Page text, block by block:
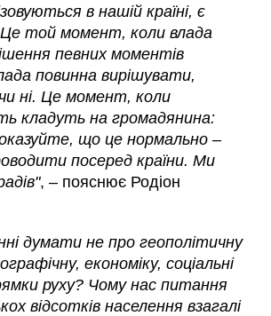
в нашій країні, є
той момент, коли влада
певних моментів
повинна вирішувати,
ні. Це момент, коли
кладуть на громадянина:
що це нормально –
посеред країни. Ми
, – пояснює Родіон
думати не про геополітичну
економіку, соціальні
руху? Чому нас питання
відсотків населення взагалі